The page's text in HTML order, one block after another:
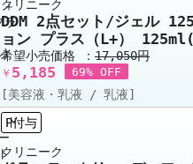
クリニーク
DDM 2点セット/ジェル 125g ＋ ロ
ョン プラス（L+）
希望小売価格 ： 17,050円
￥ 5,185 69% OFF
[美容液・乳液 / 乳液]
P付与
クリニーク